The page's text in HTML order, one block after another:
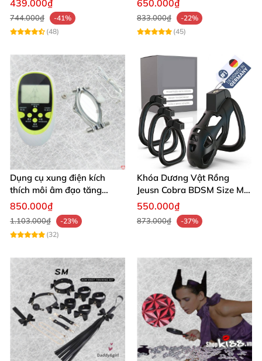
439.000₫
744.000₫
-41%
(48)
650.000₫
833.000₫
-22%
(45)
Dụng cụ xung điện kích
thích môi âm đạo tăng
khoái cảm an toàn
850.000₫
1.103.000₫
-23%
(32)
Khóa Dương Vật Rồng
Jeusn Cobra BDSM Size M
Cao Cấp
550.000₫
873.000₫ -37%